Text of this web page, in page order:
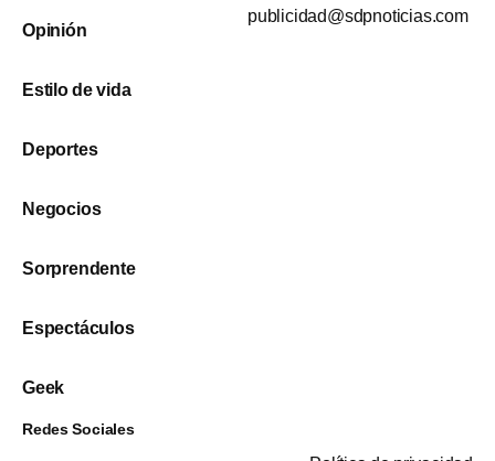
Opinión
Estilo de vida
Deportes
Negocios
Sorprendente
Espectáculos
Geek
publicidad@sdpnoticias.com
Redes Sociales